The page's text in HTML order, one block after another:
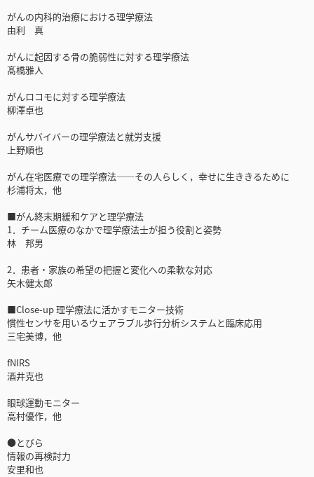
がんの内科的治療における理学療法
由利 真
がんに起因する骨の脆弱性に対する理学療法
髙橋雅人
がんロコモに対する理学療法
柳澤卓也
がんサバイバーの理学療法と就労支援
上野順也
がん在宅医療での理学療法――その人らしく，幸せに生ききるために
杉浦将太，他
■がん終末期緩和ケアと理学療法
1．チーム医療のなかで理学療法士が担う役割と姿勢
林 邦男
2．患者・家族の希望の把握と変化への柔軟な対応
矢木健太郎
■Close-up 理学療法に活かすモニター技術
慣性センサを用いるウェアラブル歩行分析システムと臨床応用
三宅美博，他
fNIRS
酒井克也
眼球運動モニター
高村優作，他
●とびら
情報の再検討力
安里和也